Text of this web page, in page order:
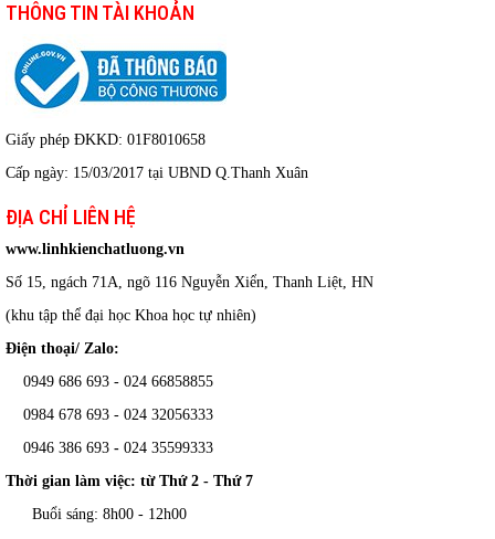
THÔNG TIN TÀI KHOẢN
Giấy phép ĐKKD: 01F8010658
Cấp ngày: 15/03/2017 tại UBND Q.Thanh Xuân
ĐỊA CHỈ LIÊN HỆ
www.linhkienchatluong.vn
Số 15, ngách 71A, ngõ 116 Nguyễn Xiển, Thanh Liệt, HN
(khu tập thể đại học Khoa học tự nhiên)
Điện thoại/ Zalo:
0949 686 693 - 024 66858855
0984 678 693 - 024 32056333
0946 386 693 - 024 35599333
Thời gian làm việc: từ Thứ 2 - Thứ 7
Buổi sáng: 8h00 - 12h00